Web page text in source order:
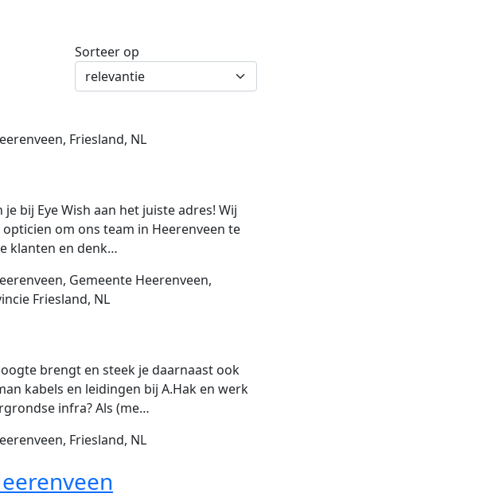
Sorteer op
Friesland, NL
bij Eye Wish aan het juiste adres! Wij
om ons team in Heerenveen te
klanten en denk…
Gemeente Heerenveen,
Friesland, NL
brengt en steek je daarnaast ook
kabels en leidingen bij A.Hak en werk
infra? Als (me…
Friesland, NL